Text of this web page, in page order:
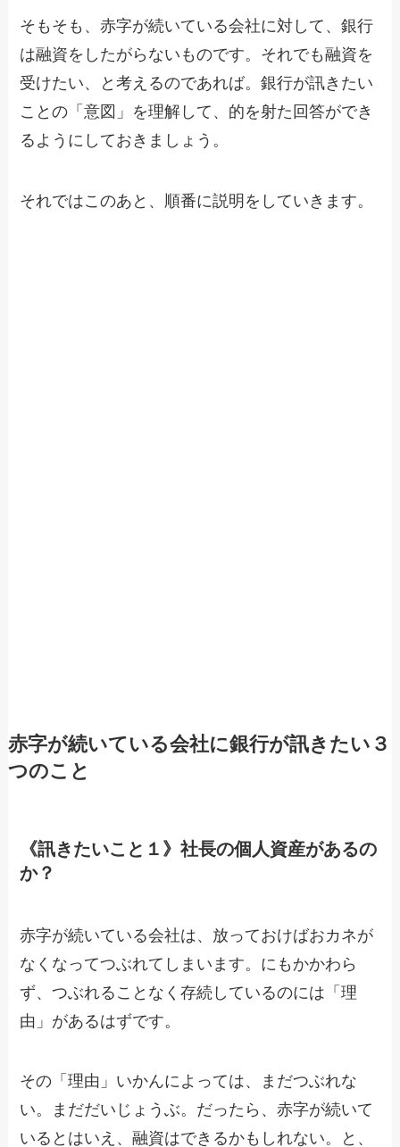
そもそも、赤字が続いている会社に対して、銀行
は融資をしたがらないものです。それでも融資を
受けたい、と考えるのであれば。銀行が訊きたい
ことの「意図」を理解して、的を射た回答ができ
るようにしておきましょう。
それではこのあと、順番に説明をしていきます。
赤字が続いている会社に銀行が訊きたい３
つのこと
《訊きたいこと１》社長の個人資産があるの
か？
赤字が続いている会社は、放っておけばおカネが
なくなってつぶれてしまいます。にもかかわら
ず、つぶれることなく存続しているのには「理
由」があるはずです。
その「理由」いかんによっては、まだつぶれな
い。まだだいじょうぶ。だったら、赤字が続いて
いるとはいえ、融資はできるかもしれない。と、